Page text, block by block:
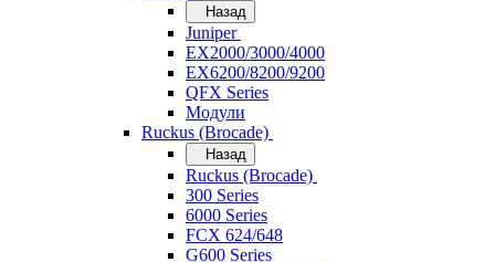
Назад
Juniper
EX2000/3000/4000
EX6200/8200/9200
QFX Series
Модули
Ruckus (Brocade)
Назад
Ruckus (Brocade)
300 Series
6000 Series
FCX 624/648
G600 Series